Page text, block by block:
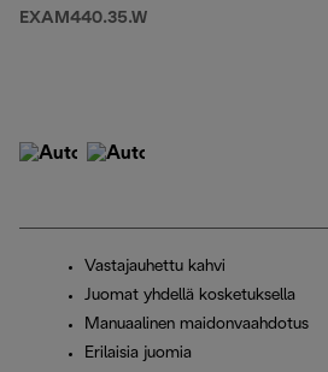
EXAM440.35.W
Vastajauhettu kahvi
Juomat yhdellä kosketuksella
Manuaalinen maidonvaahdotus
Erilaisia juomia